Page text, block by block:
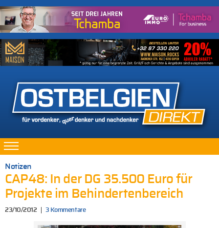
Notizen
CAP48: In der DG 35.500 Euro für
Projekte im Behindertenbereich
23/10/2012 3 Kommentare